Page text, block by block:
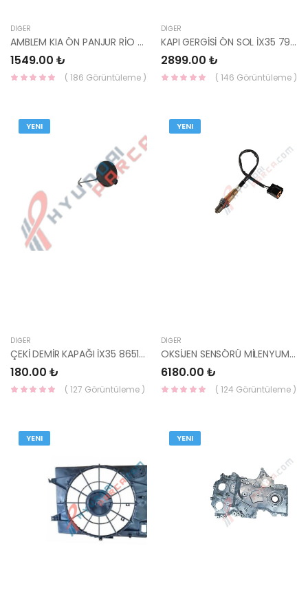
DIĞER
AMBLEM KIA ÖN PANJUR RİO 2015- 86320-1W150-HMC
1549.00 ₺
( 186 Görüntüleme )
DIĞER
KAPI GERGİSİ ÖN SOL İX35 79380-2Y000-HMC
2899.00 ₺
( 146 Görüntüleme )
YENI
DIĞER
ÇEKİ DEMİR KAPAĞI İX35 86517-2S000-YS
180.00 ₺
( 127 Görüntüleme )
YENI
DIĞER
OKSİJEN SENSÖRÜ MİLENYUM/ERA/ADMİRA/CERATO/RİO B 39210-22610-BOSCH
6180.00 ₺
( 124 Görüntüleme )
YENI YENI